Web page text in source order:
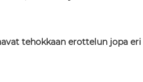
tehokkaan erottelun jopa